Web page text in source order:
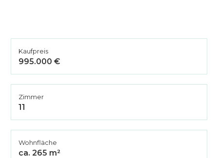
Kaufpreis
995.000 €
Zimmer
11
Wohnfläche
ca. 265 m²